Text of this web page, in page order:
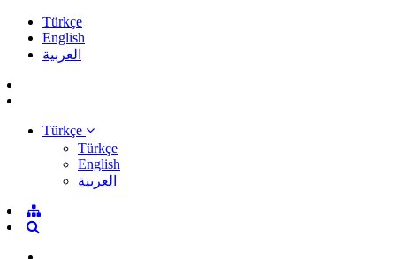
Türkçe
English
العربية
Türkçe
Türkçe
English
العربية